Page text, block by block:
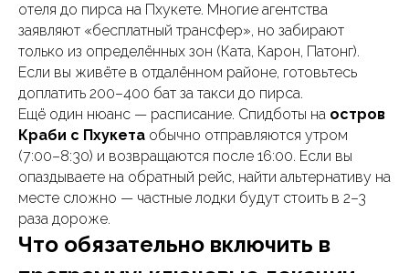
отеля до пирса на Пхукете. Многие агентства
заявляют «бесплатный трансфер», но забирают
только из определённых зон (Ката, Карон, Патонг).
Если вы живёте в отдалённом районе, готовьтесь
доплатить 200–400 бат за такси до пирса.
Ещё один нюанс — расписание. Спидботы на остров
Краби с Пхукета обычно отправляются утром
(7:00–8:30) и возвращаются после 16:00. Если вы
опаздываете на обратный рейс, найти альтернативу на
месте сложно — частные лодки будут стоить в 2–3
раза дороже.
Что обязательно включить в